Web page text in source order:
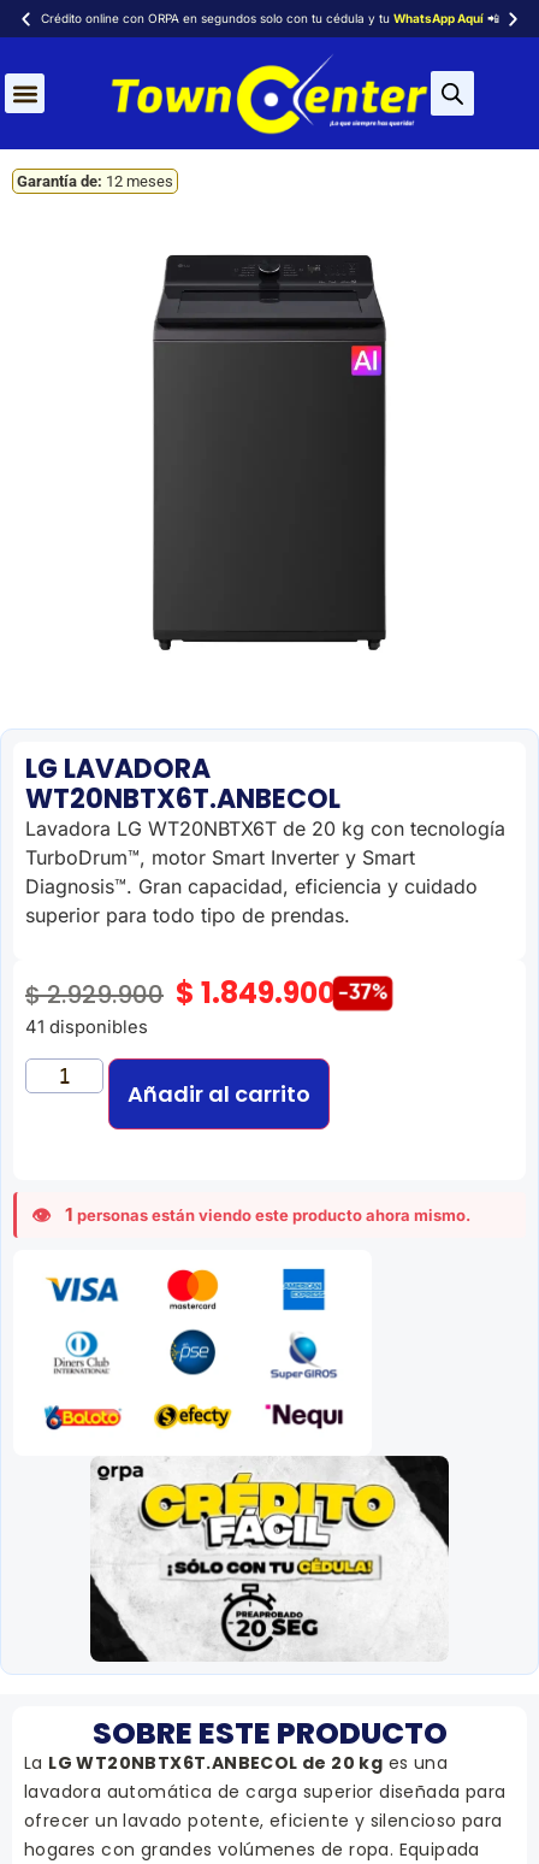
Crédito online con ORPA en segundos solo con tu cédula y tu WhatsApp Aquí📲
Garantía de: 12 meses
LG LAVADORA
WT20NBTX6T.ANBECOL
Lavadora LG WT20NBTX6T de 20 kg con tecnología
TurboDrum™, motor Smart Inverter y Smart
Diagnosis™. Gran capacidad, eficiencia y cuidado
superior para todo tipo de prendas.
$2.929.900 $ 1.849.900 -37%
41 disponibles
Añadir al carrito
1 personas están viendo este producto ahora mismo.
SOBRE ESTE PRODUCTO
La LG WT20NBTX6T.ANBECOL de 20 kg es una
lavadora automática de carga superior diseñada para
ofrecer un lavado potente, eficiente y silencioso para
hogares con grandes volúmenes de ropa. Equipada